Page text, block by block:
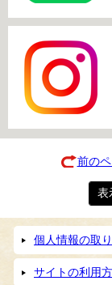
前の
表
個人情報の取
サイトの利用